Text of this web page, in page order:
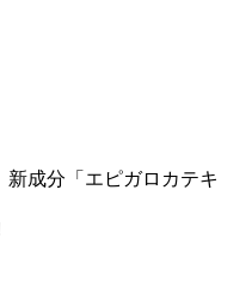
新成分「エピガロカテキ